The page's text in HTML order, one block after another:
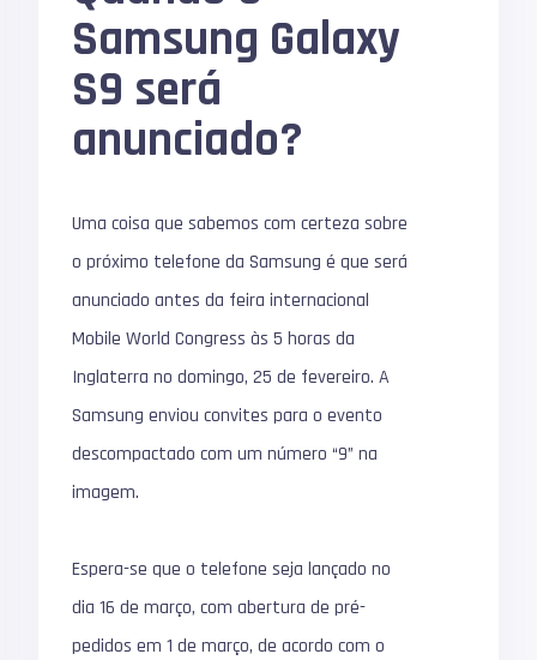
Samsung Galaxy
S9 será
anunciado?
Uma coisa que sabemos com certeza sobre
o próximo telefone da Samsung é que será
anunciado antes da feira internacional
Mobile World Congress às 5 horas da
Inglaterra no domingo, 25 de fevereiro. A
Samsung enviou convites para o evento
descompactado com um número “9” na
imagem.
Espera-se que o telefone seja lançado no
dia 16 de março, com abertura de pré-
pedidos em 1 de março, de acordo com o